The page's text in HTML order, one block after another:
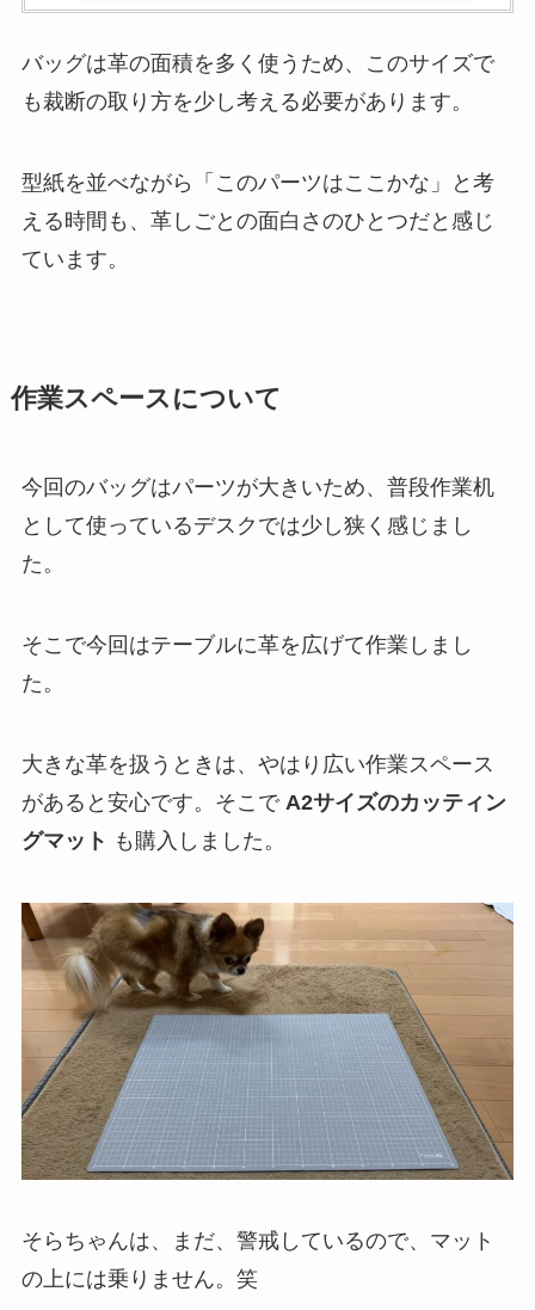
バッグは革の面積を多く使うため、このサイズで
も裁断の取り方を少し考える必要があります。
型紙を並べながら「このパーツはここかな」と考
える時間も、革しごとの面白さのひとつだと感じ
ています。
作業スペースについて
今回のバッグはパーツが大きいため、普段作業机
として使っているデスクでは少し狭く感じまし
た。
そこで今回はテーブルに革を広げて作業しまし
た。
大きな革を扱うときは、やはり広い作業スペース
があると安心です。そこで A2サイズのカッティン
グマット も購入しました。
そらちゃんは、まだ、警戒しているので、マット
の上には乗りません。笑